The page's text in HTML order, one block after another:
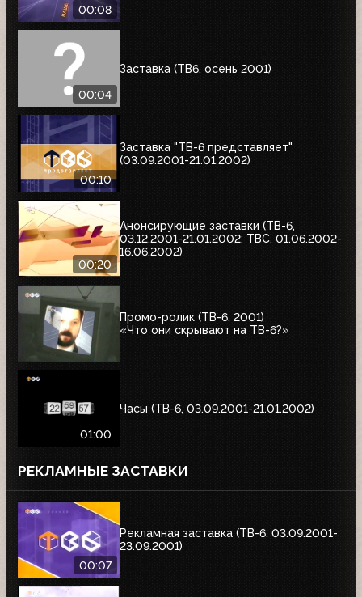
00:08
00:04
Заставка (ТВ6, осень 2001)
00:10
Заставка "ТВ-6 представляет"
(03.09.2001-21.01.2002)
00:20
Анонсирующие заставки (ТВ-6,
03.12.2001-21.01.2002; ТВС, 01.06.2002-
16.06.2002)
Промо-ролик (ТВ-6, 2001)
«Что они скрывают на ТВ-6?»
01:00
Часы (ТВ-6, 03.09.2001-21.01.2002)
РЕКЛАМНЫЕ ЗАСТАВКИ
00:07
Рекламная заставка (ТВ-6, 03.09.2001-
23.09.2001)